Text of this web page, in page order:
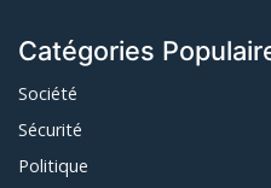
Catégories
Société
Sécurité
Politique